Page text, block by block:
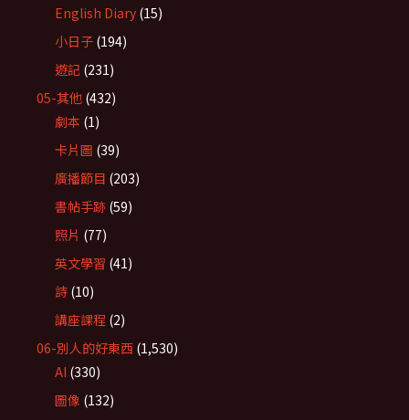
English Diary (15)
小日子 (194)
遊記 (231)
05-其他 (432)
劇本 (1)
卡片圖 (39)
廣播節目 (203)
書帖手跡 (59)
照片 (77)
英文學習 (41)
詩 (10)
講座課程 (2)
06-別人的好東西 (1,530)
AI (330)
圖像 (132)